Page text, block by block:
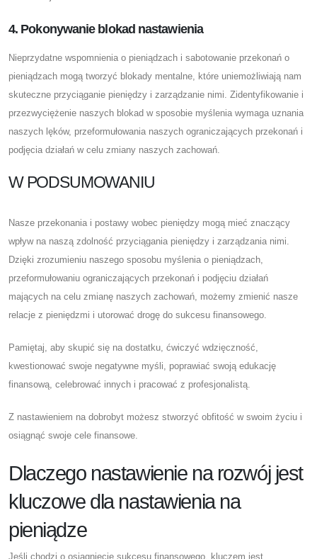
4. Pokonywanie blokad nastawienia
Nieprzydatne wspomnienia o pieniądzach i sabotowanie przekonań o
pieniądzach mogą tworzyć blokady mentalne, które uniemożliwiają nam
skuteczne przyciąganie pieniędzy i zarządzanie nimi. Zidentyfikowanie i
przezwyciężenie naszych blokad w sposobie myślenia wymaga uznania
naszych lęków, przeformułowania naszych ograniczających przekonań i
podjęcia działań w celu zmiany naszych zachowań.
W PODSUMOWANIU
Nasze przekonania i postawy wobec pieniędzy mogą mieć znaczący
wpływ na naszą zdolność przyciągania pieniędzy i zarządzania nimi.
Dzięki zrozumieniu naszego sposobu myślenia o pieniądzach,
przeformułowaniu ograniczających przekonań i podjęciu działań
mających na celu zmianę naszych zachowań, możemy zmienić nasze
relacje z pieniędzmi i utorować drogę do sukcesu finansowego.
Pamiętaj, aby skupić się na dostatku, ćwiczyć wdzięczność,
kwestionować swoje negatywne myśli, poprawiać swoją edukację
finansową, celebrować innych i pracować z profesjonalistą.
Z nastawieniem na dobrobyt możesz stworzyć obfitość w swoim życiu i
osiągnąć swoje cele finansowe.
Dlaczego nastawienie na rozwój jest
kluczowe dla nastawienia na
pieniądze
Jeśli chodzi o osiągnięcie sukcesu finansowego, kluczem jest